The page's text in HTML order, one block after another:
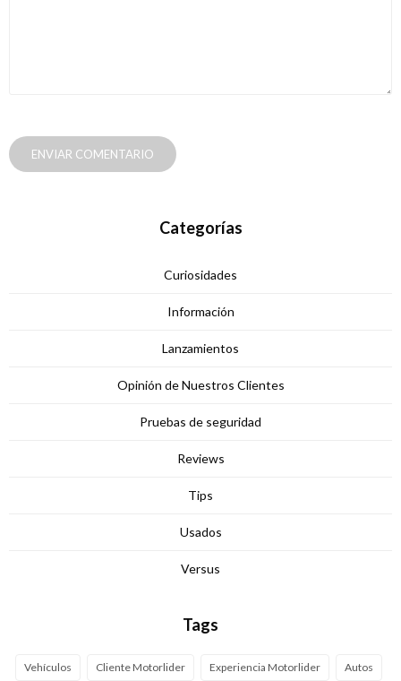
ENVIAR COMENTARIO
Categorías
Curiosidades
Información
Lanzamientos
Opinión de Nuestros Clientes
Pruebas de seguridad
Reviews
Tips
Usados
Versus
Tags
Vehículos Cliente Motorlider Experiencia Motorlider Autos